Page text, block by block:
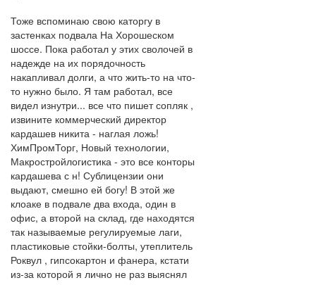
Тоже вспоминаю свою каторгу в
застенках подвала На Хорошеском
шоссе. Пока работал у этих сволочей в
надежде на их порядочность
накапливал долги, а что жить-то на что-
то нужно было. Я там работал, все
видел изнутри... все что пишет сопляк ,
извините коммерческий директор
кардашев никита - наглая ложь!
ХимПромТорг, Новый технологии,
Макростройлогистика - это все конторы
кардашева с н! Сублицензии они
выдают, смешно ей богу! В этой же
клоаке в подвале два входа, один в
офис, а второй на склад, где находятся
так называемые регулируемые лаги,
пластиковые стойки-болты, утеплитель
Роквул , гипсокартон и фанера, кстати
из-за которой я лично не раз выяснял